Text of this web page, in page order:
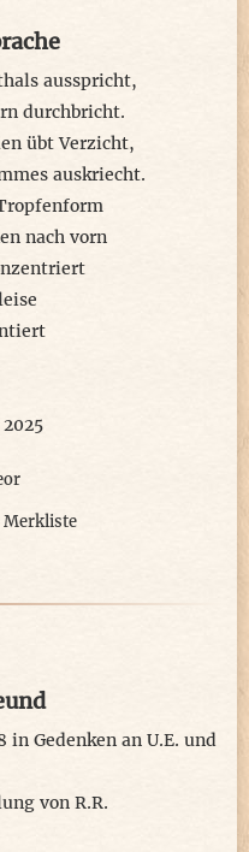
Ängste
Räume
kommt
am Horizont
verformt
anspôrnt
zugesetzt
wäre man
ausspricht,
durchbricht.
übt Verzicht,
auskriecht.
nach vorn
Merkliste
in Gedenken an U.E. und
von R.R.